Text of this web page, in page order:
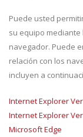
Puede usted
su equipo
navegador. Puede
relación con los
incluyen a
Internet Explorer
Internet Explorer
Microsoft Edge